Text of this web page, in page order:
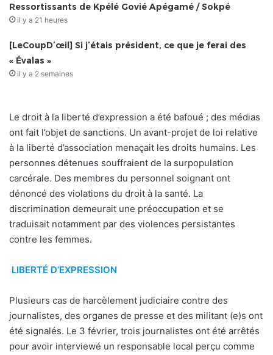
Ressortissants de Kpélé Govié Apégamé / Sokpé
il y a 21 heures
[LeCoupD’œil] Si j’étais président, ce que je ferai des
« Évalas »
il y a 2 semaines
Le droit à la liberté d’expression a été bafoué ; des médias
ont fait l’objet de sanctions. Un avant-projet de loi relative
à la liberté d’association menaçait les droits humains. Les
personnes détenues souffraient de la surpopulation
carcérale. Des membres du personnel soignant ont
dénoncé des violations du droit à la santé. La
discrimination demeurait une préoccupation et se
traduisait notamment par des violences persistantes
contre les femmes.
LIBERTÉ D’EXPRESSION
Plusieurs cas de harcèlement judiciaire contre des
journalistes, des organes de presse et des militant (e)s ont
été signalés. Le 3 février, trois journalistes ont été arrêtés
pour avoir interviewé un responsable local perçu comme